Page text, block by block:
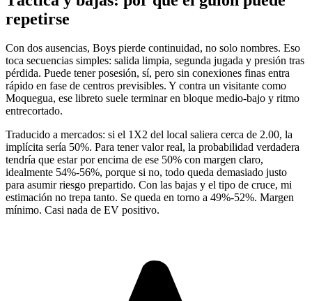
repetirse
Con dos ausencias, Boys pierde continuidad, no solo nombres. Eso
toca secuencias simples: salida limpia, segunda jugada y presión tras
pérdida. Puede tener posesión, sí, pero sin conexiones finas entra
rápido en fase de centros previsibles. Y contra un visitante como
Moquegua, ese libreto suele terminar en bloque medio-bajo y ritmo
entrecortado.
Traducido a mercados: si el 1X2 del local saliera cerca de 2.00, la
implícita sería 50%. Para tener valor real, la probabilidad verdadera
tendría que estar por encima de ese 50% con margen claro,
idealmente 54%-56%, porque si no, todo queda demasiado justo
para asumir riesgo prepartido. Con las bajas y el tipo de cruce, mi
estimación no trepa tanto. Se queda en torno a 49%-52%. Margen
mínimo. Casi nada de EV positivo.